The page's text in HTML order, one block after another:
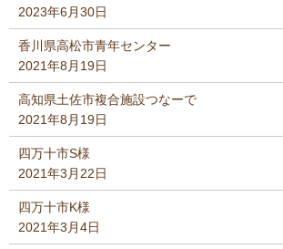
2023年6月30日
香川県高松市青年センター
2021年8月19日
高知県土佐市複合施設つなーで
2021年8月19日
四万十市S様
2021年3月22日
四万十市K様
2021年3月4日